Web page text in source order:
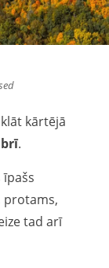
kārtējā
.
protams,
tad arī